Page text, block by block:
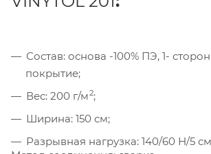
Состав: основа -100% ПЭ, 1-
покрытие;
Вес: 200 г/м2;
Ширина: 150 см;
Разрывная нагрузка: 140/60 Н/5